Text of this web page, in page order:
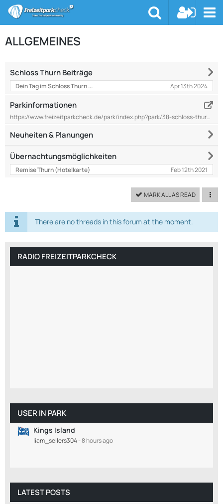
ALLGEMEINES
Schloss Thurn Beiträge
Dein Tag im Schloss Thurn ... Apr 13th 2024
Parkinformationen
https://www.freizeitparkcheck.de/park/index.php?park/38-schloss-thurn/&highlight=schloss
Neuheiten & Planungen
Übernachtungsmöglichkeiten
Remise Thurn (Hotelkarte) Feb 12th 2021
MARK ALL AS READ
There are no threads in this forum at the moment.
RADIO FREIZEITPARKCHECK
USER IN PARK
Kings Island
liam_sellers304-8 hours ago
LATEST POSTS